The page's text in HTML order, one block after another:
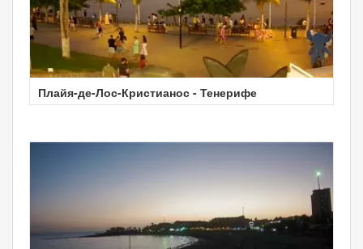
Плайя-де-Лос-Кристианос - Тенерифе